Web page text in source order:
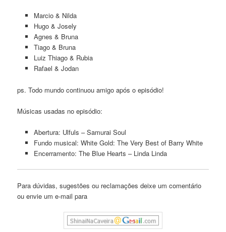
Marcio & Nilda
Hugo & Josely
Agnes & Bruna
Tiago & Bruna
Luiz Thiago & Rubia
Rafael & Jodan
ps. Todo mundo continuou amigo após o episódio!
Músicas usadas no episódio:
Abertura: Ulfuls – Samurai Soul
Fundo musical: White Gold: The Very Best of Barry White
Encerramento: The Blue Hearts – Linda Linda
Para dúvidas, sugestões ou reclamações deixe um comentário
ou envie um e-mail para